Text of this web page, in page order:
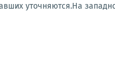
уточняются.На